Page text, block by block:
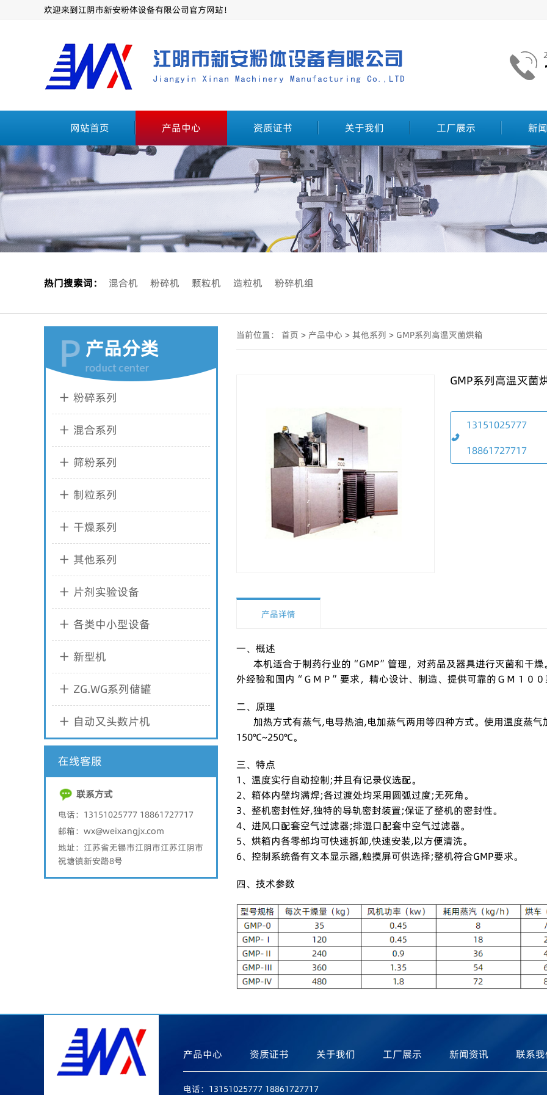
欢迎来到江阴市新安粉体设备有限公司官方网站！
网站首页 产品中心 资质证书 关于我们 工厂展示 新
热门搜索词： 混合机 粉碎机 颗粒机 造粒机 粉碎机组
产品分类
粉碎系列
混合系列
筛粉系列
制粒系列
干燥系列
其他系列
片剂实验设备
各类中小型设备
新型机
ZG.WG系列储罐
自动又头数片机
在线客服
联系方式
电话：13151025777 18861727717
邮箱：wx@weixangjx.com
地址：江苏省无锡市江阴市江苏江阴市
祝塘镇新安路8号
当前位置： 首页 > 产品中心 > 其他系列 > GMP系列高温灭菌烘箱
GMP系列高温灭菌
13151025777
18861727717
产品详情
一、概述
本机适合于制药行业的“GMP”管理，对药品及器具进行灭菌和干燥
外经验和国内“ＧＭＰ”要求，精心设计、制造、提供可靠的ＧＭ１０
二、原理
加热方式有蒸气,电导热油,电加蒸气两用等四种方式。使用温度蒸
150℃~250℃。
三、特点
1、温度实行自动控制;并且有记录仪选配。
2、箱体内壁均满焊;各过渡处均采用圆弧过度;无死角。
3、整机密封性好,独特的导轨密封装置;保证了整机的密封性。
4、进风口配套空气过滤器;排湿口配套中空气过滤器。
5、烘箱内各零部均可快速拆卸,快速安装,以方便清洗。
6、控制系统备有文本显示器,触摸屏可供选择;整机符合GMP要求。
四、技术参数
产品中心 资质证书 关于我们 工厂展示 新闻资讯 联系
电话：13151025777 18861727717